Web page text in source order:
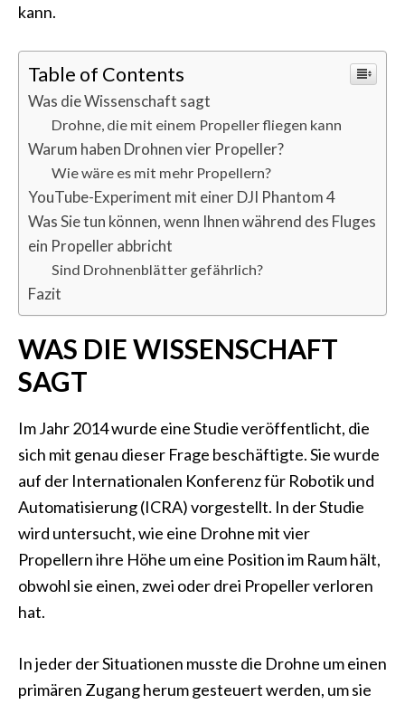
kann.
Table of Contents
Was die Wissenschaft sagt
Drohne, die mit einem Propeller fliegen kann
Warum haben Drohnen vier Propeller?
Wie wäre es mit mehr Propellern?
YouTube-Experiment mit einer DJI Phantom 4
Was Sie tun können, wenn Ihnen während des Fluges
ein Propeller abbricht
Sind Drohnenblätter gefährlich?
Fazit
WAS DIE WISSENSCHAFT
SAGT
Im Jahr 2014 wurde eine Studie veröffentlicht, die
sich mit genau dieser Frage beschäftigte. Sie wurde
auf der Internationalen Konferenz für Robotik und
Automatisierung (ICRA) vorgestellt. In der Studie
wird untersucht, wie eine Drohne mit vier
Propellern ihre Höhe um eine Position im Raum hält,
obwohl sie einen, zwei oder drei Propeller verloren
hat.
In jeder der Situationen musste die Drohne um einen
primären Zugang herum gesteuert werden, um sie